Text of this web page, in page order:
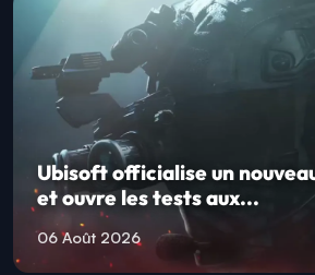
Ubisoft officialise un
et ouvre les tests aux...
06 Août 2026